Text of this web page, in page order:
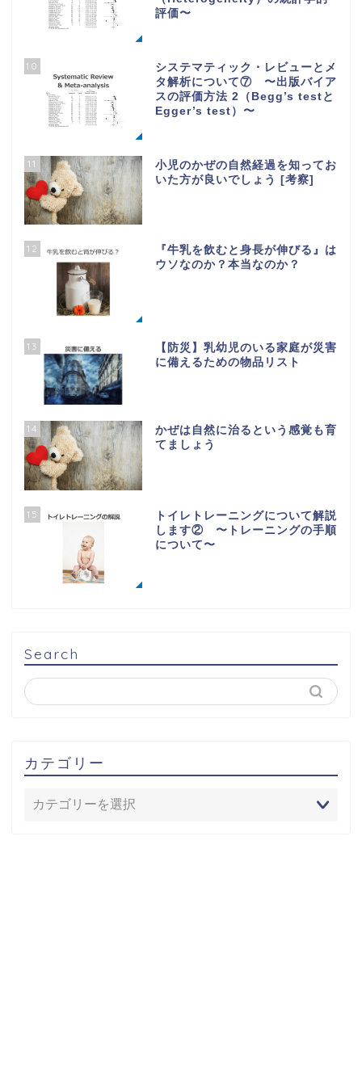
評価〜
10
システマティック・レビューとメ
タ解析について⑦ 〜出版バイア
スの評価方法 2（Begg’s testと
Egger’s test）〜
11
小児のかぜの自然経過を知ってお
いた方が良いでしょう [考察]
12
『牛乳を飲むと身長が伸びる』は
ウソなのか？本当なのか？
13
【防災】乳幼児のいる家庭が災害
に備えるための物品リスト
14
かぜは自然に治るという感覚も育
てましょう
15
トイレトレーニングについて解説
します② 〜トレーニングの手順
について〜
Search
カテゴリー